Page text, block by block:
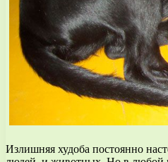
Излишняя худоба постоянно